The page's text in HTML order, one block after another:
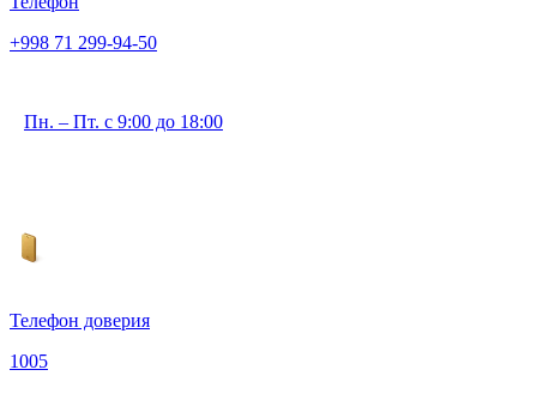
+998 71 299-94-50
Пн. – Пт. с 9:00 до 18:00
Телефон доверия
1005